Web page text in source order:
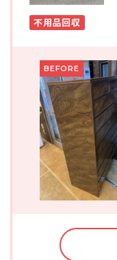
不用品回収
BEFORE